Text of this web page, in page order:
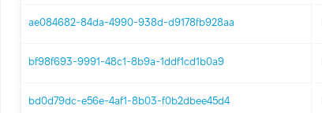
ae084682-84da-4990-938d-d9178fb928aa
bf98f693-9991-48c1-8b9a-1ddf1cd1b0a9
bd0d79dc-e56e-4af1-8b03-f0b2dbee45d4